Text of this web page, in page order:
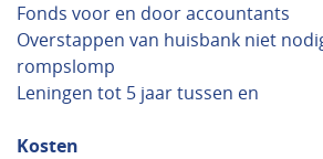
Fonds voor en door accountants
Overstappen van huisbank niet
rompslomp
Leningen tot 5 jaar tussen en
Kosten